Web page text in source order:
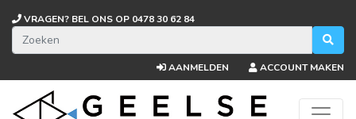
VRAGEN? BEL ONS OP 0478 30 62 84
AANMELDEN ACCOUNT MAKEN